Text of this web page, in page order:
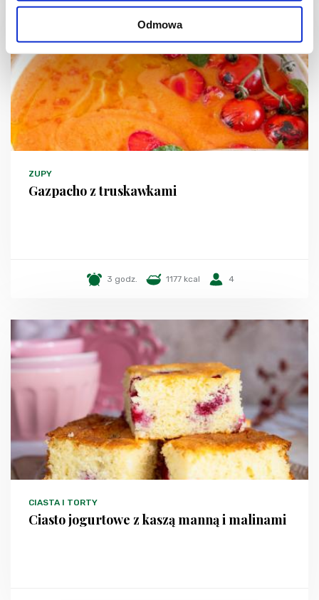
Odmowa
ZUPY
Gazpacho z truskawkami
3 godz. 1177 kcal 4
CIASTA I TORTY
Ciasto jogurtowe z kaszą manną i malinami